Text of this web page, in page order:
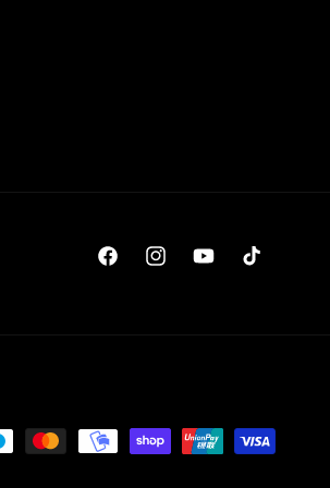
FacebookInstagramYouTubeTikTok